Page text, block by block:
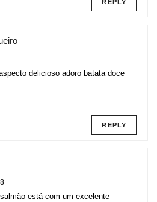
REPLY
delicioso adoro batata doce
REPLY
está com um excelente